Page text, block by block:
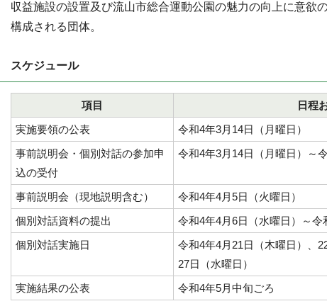
収益施設の設置及び流山市総合運動公園の魅力の向上に意欲
構成される団体。
スケジュール
項目
日程
実施要領の公表
令和4年3月14日（月曜日）
事前説明会・個別対話の参加申
込の受付
令和4年3月14日（月曜日）～
事前説明会（現地説明含む）
令和4年4月5日（火曜日）
個別対話資料の提出
令和4年4月6日（水曜日）～令
個別対話実施日
令和4年4月21日（木曜日）、
27日（水曜日）
実施結果の公表
令和4年5月中旬ごろ